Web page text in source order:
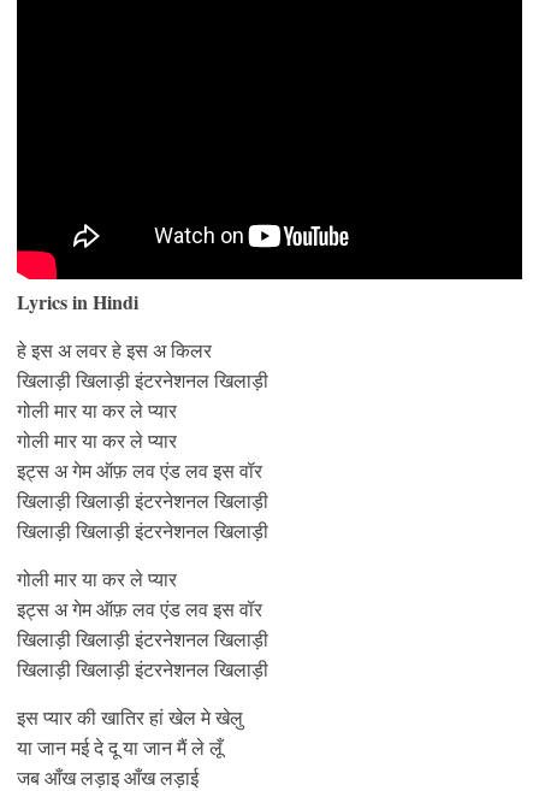
Lyrics in Hindi
हे इस अ लवर हे इस अ किलर
खिलाड़ी खिलाड़ी इंटरनेशनल खिलाड़ी
गोली मार या कर ले प्यार
गोली मार या कर ले प्यार
इट्स अ गेम ऑफ़ लव एंड लव इस वॉर
खिलाड़ी खिलाड़ी इंटरनेशनल खिलाड़ी
खिलाड़ी खिलाड़ी इंटरनेशनल खिलाड़ी
गोली मार या कर ले प्यार
इट्स अ गेम ऑफ़ लव एंड लव इस वॉर
खिलाड़ी खिलाड़ी इंटरनेशनल खिलाड़ी
खिलाड़ी खिलाड़ी इंटरनेशनल खिलाड़ी
इस प्यार की खातिर हां खेल मे खेलु
या जान मई दे दू या जान मैं ले लूँ
जब आँख लड़ाइ आँख लड़ाई